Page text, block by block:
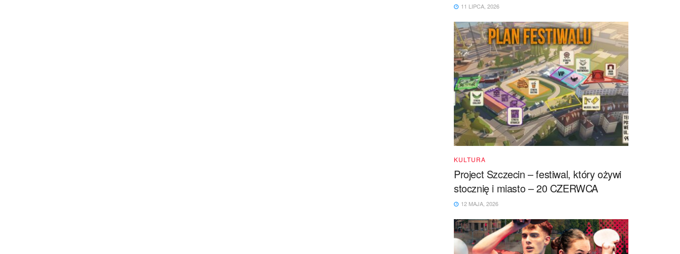
11 LIPCA, 2026
KULTURA
Project Szczecin – festiwal, który ożywi
stocznię i miasto – 20 CZERWCA
12 MAJA, 2026